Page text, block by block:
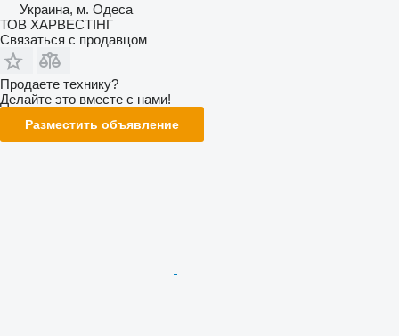
Украина, м. Одеса
ТОВ ХАРВЕСТІНГ
Связаться с продавцом
Продаете технику?
Делайте это вместе с нами!
Разместить объявление